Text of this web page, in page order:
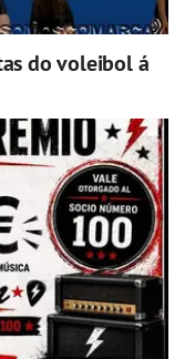
do voleibol á